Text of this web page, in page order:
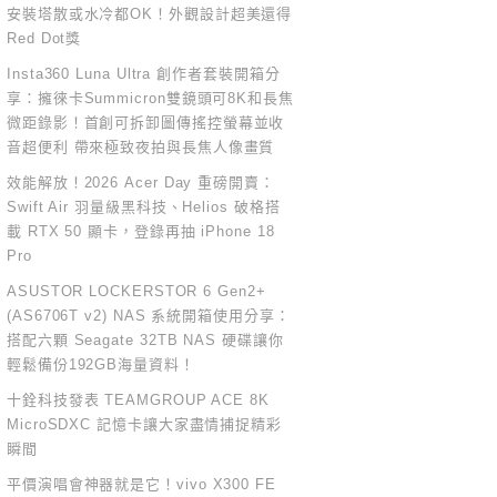
安裝塔散或水冷都OK！外觀設計超美還得
Red Dot獎
Insta360 Luna Ultra 創作者套裝開箱分
享：擁徠卡Summicron雙鏡頭可8K和長焦
微距錄影！首創可拆卸圖傳搖控螢幕並收
音超便利 帶來極致夜拍與長焦人像畫質
效能解放！2026 Acer Day 重磅開賣：
Swift Air 羽量級黑科技、Helios 破格搭
載 RTX 50 顯卡，登錄再抽 iPhone 18
Pro
ASUSTOR LOCKERSTOR 6 Gen2+
(AS6706T v2) NAS 系統開箱使用分享：
搭配六顆 Seagate 32TB NAS 硬碟讓你
輕鬆備份192GB海量資料！
十銓科技發表 TEAMGROUP ACE 8K
MicroSDXC 記憶卡讓大家盡情捕捉精彩
瞬間
平價演唱會神器就是它！vivo X300 FE